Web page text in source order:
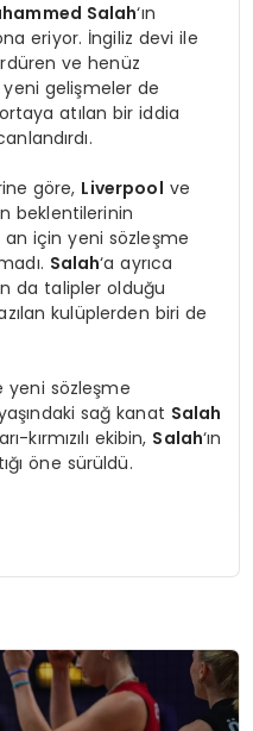
Salah‘ın
eriyor. İngiliz devi ile
ve henüz
yeni gelişmeler de
atılan bir iddia
göre, Liverpool ve
beklentilerinin
için yeni sözleşme
Salah‘a ayrıca
da talipler olduğu
kulüplerden biri de
yeni sözleşme
sağ kanat Salah
kırmızılı ekibin, Salah‘ın
öne sürüldü.